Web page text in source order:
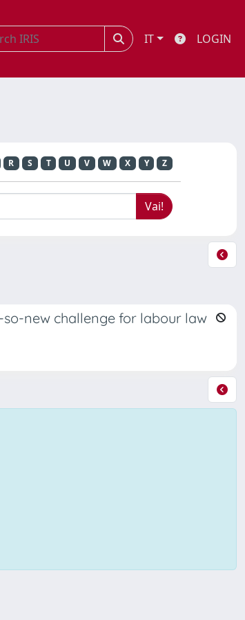
IT LOGIN
R S T U V W X Y Z
new challenge for labour law